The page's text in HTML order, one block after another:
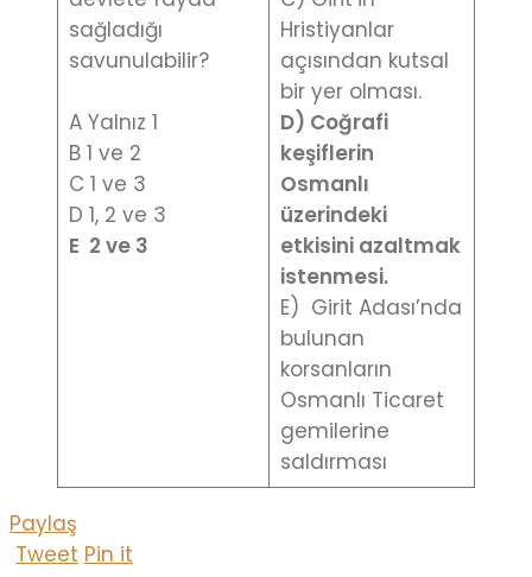
sağladığı
savunulabilir?
A Yalnız 1
B 1 ve 2
C 1 ve 3
D 1, 2 ve 3
E 2 ve 3
Hristiyanlar
açısından kutsal
bir yer olması.
D) Coğrafi
keşiflerin
Osmanlı
üzerindeki
etkisini azaltmak
istenmesi.
E) Girit Adası’nda
bulunan
korsanların
Osmanlı Ticaret
gemilerine
saldırması
Paylaş
Tweet Pin it